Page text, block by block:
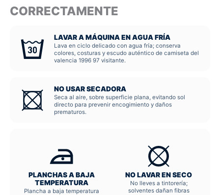
CORRECTAMENTE
LAVAR A MÁQUINA EN AGUA FRÍA
Lava en ciclo delicado con agua fría; conserva
colores, costuras y escudo auténtico de camiseta del
valencia 1996 97 visitante.
NO USAR SECADORA
Seca al aire, sobre superficie plana, evitando sol
directo para prevenir encogimiento y daños
prematuros.
PLANCHAS A BAJA
TEMPERATURA
Plancha a baja temperatura
NO LAVAR EN SECO
No lleves a tintorería;
solventes dañan fibras